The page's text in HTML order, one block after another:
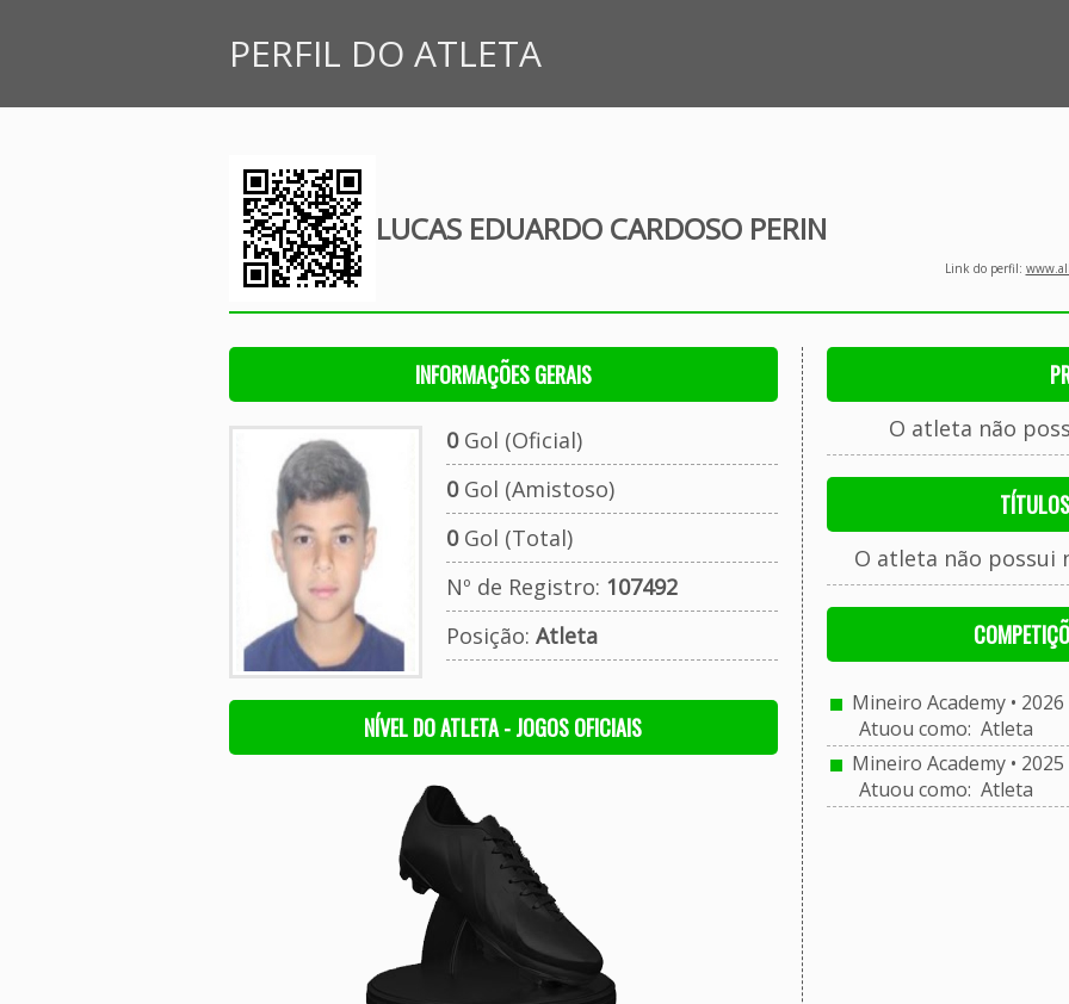
PERFIL DO ATLETA
LUCAS EDUARDO CARDOSO PERIN
Link do perfil:
INFORMAÇÕES GERAIS
0Gol (Oficial)
0Gol (Amistoso)
0Gol (Total)
Nº de Registro: 107492
Posição: Atleta
NÍVEL DO ATLETA - JOGOS OFICIAIS
O atleta não
O atleta não possui
Mineiro Academy • 2026
Atuou como: Atleta
Mineiro Academy •
Atuou como: Atleta